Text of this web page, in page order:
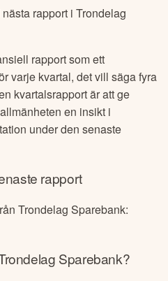
för företaget att dela sin vinst
för att äga deras aktier.
rapport
14 Aug.
rapport som ett
varje kvartal, det vill säga fyra
en insikt i